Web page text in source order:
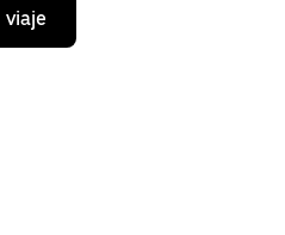
viaje